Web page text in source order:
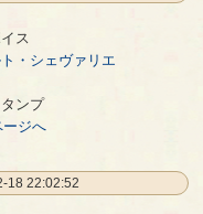
ス
・シェヴァリエ
ンプ
ージへ
18 22:02:52